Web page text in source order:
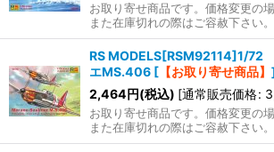
お取り寄せ商品です。価格変更の
また在庫切れの際はご容赦下さい。
RS MODELS[RSM92114]1/72
エMS.406 [ 【お取り寄せ商品】
2,464円(税込) [通常販売価格:
お取り寄せ商品です。価格変更の
また在庫切れの際はご容赦下さい。